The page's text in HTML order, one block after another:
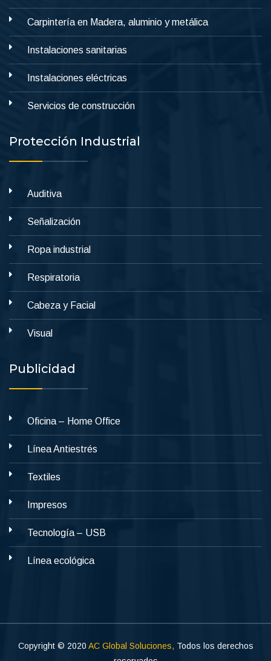
Carpintería en Madera, aluminio y metálica
Instalaciones sanitarias
Instalaciones eléctricas
Servicios de construcción
Protección Industrial
Auditiva
Señalización
Ropa industrial
Respiratoria
Cabeza y Facial
Visual
Publicidad
Oficina – Home Office
Línea Antiestrés
Textiles
Impresos
Tecnología – USB
Línea ecológica
Copyright © 2020 AC Global Soluciones, Todos los derechos